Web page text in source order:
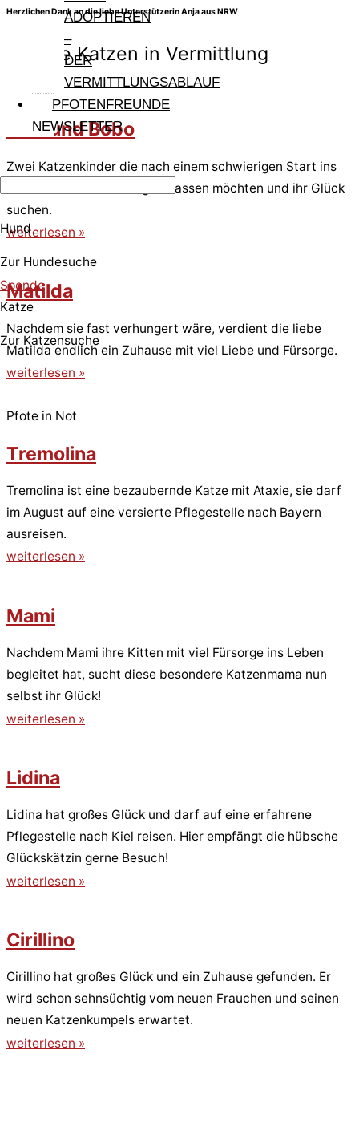
ADOPTIEREN
–
DER
VERMITTLUNGSABLAUF
PFOTENFREUNDE
NEWSLETTER
Hund
Zur Hundesuche
Spende
Katze
Zur Katzensuche
Herzlichen Dank an die liebe Unterstützerin Anja aus NRW
Andere Katzen in Vermittlung
Biba und Bobo
Zwei Katzenkinder die nach einem schwierigen Start ins
Leben endlich den Käfig verlassen möchten und ihr Glück
suchen.
weiterlesen »
Matilda
Nachdem sie fast verhungert wäre, verdient die liebe
Matilda endlich ein Zuhause mit viel Liebe und Fürsorge.
weiterlesen »
Pfote in Not
Tremolina
Tremolina ist eine bezaubernde Katze mit Ataxie, sie darf
im August auf eine versierte Pflegestelle nach Bayern
ausreisen.
weiterlesen »
Mami
Nachdem Mami ihre Kitten mit viel Fürsorge ins Leben
begleitet hat, sucht diese besondere Katzenmama nun
selbst ihr Glück!
weiterlesen »
Lidina
Lidina hat großes Glück und darf auf eine erfahrene
Pflegestelle nach Kiel reisen. Hier empfängt die hübsche
Glückskätzin gerne Besuch!
weiterlesen »
Cirillino
Cirillino hat großes Glück und ein Zuhause gefunden. Er
wird schon sehnsüchtig vom neuen Frauchen und seinen
neuen Katzenkumpels erwartet.
weiterlesen »